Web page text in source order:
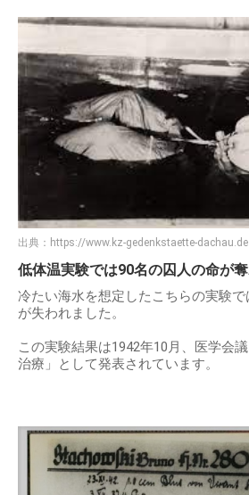
出典： https://www.kz-gedenkstaette-dachau.de
低体温実験では90名の囚人の命が
冷たい海水を想定したこちらの実験
が失われました。
この実験結果は1942年10月、医学会
治療」として発表されています。